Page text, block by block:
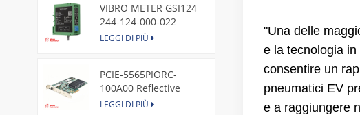
"Una delle
e la tecnologia
consentire un
pneumatici EV
e a raggiungere
VIBRO METER GSI124
244-124-000-022
Piezoelectric Pressure
LEGGI DI PIÙ
PCIE-5565PIORC-
100A00 Reflective
Memory PCI Express
LEGGI DI PIÙ